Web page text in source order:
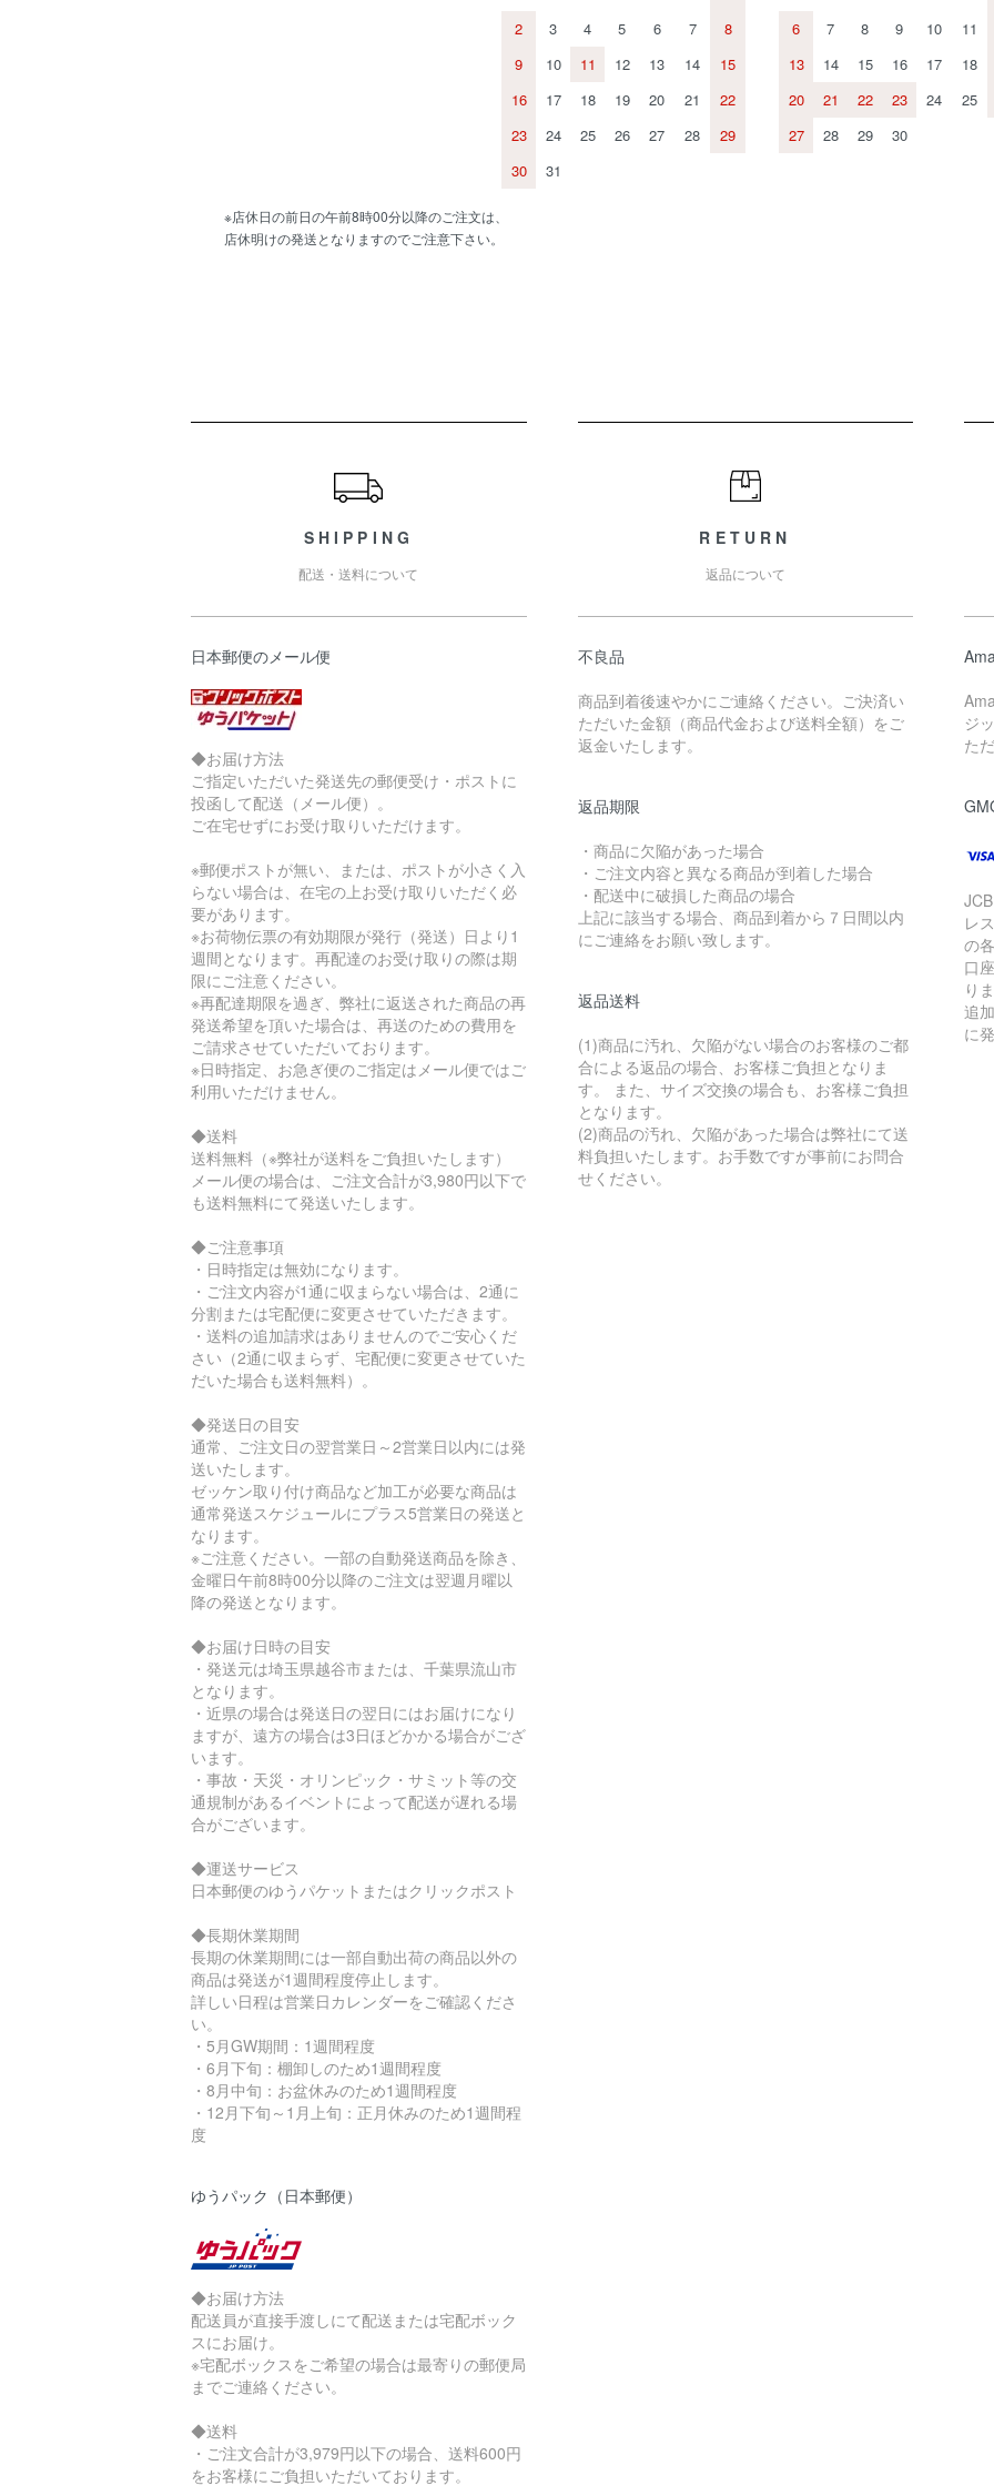
2
3 4 5 6 7
8
9
10 11 12 13 14
15
16
17 18 19 20 21
22
23
24 25 26 27 28
29
30
31
6
7 8 9 10
11
13
14 15 16 17
18
20
21 22 23 24
25
27
28 29 30
※店休日の前日の午前8時00分以降のご注文は、
店休明けの発送となりますのでご注意下さい。
SHIPPING
配送・送料について
日本郵便のメール便
◆お届け方法
ご指定いただいた発送先の郵便受け・ポストに
投函して配送（メール便）。
ご在宅せずにお受け取りいただけます。
※郵便ポストが無い、または、ポストが小さく入
らない場合は、在宅の上お受け取りいただく必
要があります。
※お荷物伝票の有効期限が発行（発送）日より1
週間となります。再配達のお受け取りの際は期
限にご注意ください。
※再配達期限を過ぎ、弊社に返送された商品の再
発送希望を頂いた場合は、再送のための費用を
ご請求させていただいております。
※日時指定、お急ぎ便のご指定はメール便ではご
利用いただけません。
◆送料
送料無料（※弊社が送料をご負担いたします）
メール便の場合は、ご注文合計が3,980円以下で
も送料無料にて発送いたします。
◆ご注意事項
・日時指定は無効になります。
・ご注文内容が1通に収まらない場合は、2通に
分割または宅配便に変更させていただきます。
・送料の追加請求はありませんのでご安心くだ
さい（2通に収まらず、宅配便に変更させていた
だいた場合も送料無料）。
◆発送日の目安
通常、ご注文日の翌営業日～2営業日以内には発
送いたします。
ゼッケン取り付け商品など加工が必要な商品は
通常発送スケジュールにプラス5営業日の発送と
なります。
※ご注意ください。一部の自動発送商品を除き、
金曜日午前8時00分以降のご注文は翌週月曜以
降の発送となります。
◆お届け日時の目安
・発送元は埼玉県越谷市または、千葉県流山市
となります。
・近県の場合は発送日の翌日にはお届けになり
ますが、遠方の場合は3日ほどかかる場合がござ
います。
・事故・天災・オリンピック・サミット等の交
通規制があるイベントによって配送が遅れる場
合がございます。
◆運送サービス
日本郵便のゆうパケットまたはクリックポスト
◆長期休業期間
長期の休業期間には一部自動出荷の商品以外の
商品は発送が1週間程度停止します。
詳しい日程は営業日カレンダーをご確認くださ
い。
・5月GW期間：1週間程度
・6月下旬：棚卸しのため1週間程度
・8月中旬：お盆休みのため1週間程度
・12月下旬～1月上旬：正月休みのため1週間程
度
ゆうパック（日本郵便）
◆お届け方法
配送員が直接手渡しにて配送または宅配ボック
スにお届け。
※宅配ボックスをご希望の場合は最寄りの郵便局
までご連絡ください。
◆送料
・ご注文合計が3,979円以下の場合、送料600円
をお客様にご負担いただいております。
RETURN
返品について
不良品
商品到着後速やかにご連絡ください。ご決済い
ただいた金額（商品代金および送料全額）をご
返金いたします。
返品期限
・商品に欠陥があった場合
・ご注文内容と異なる商品が到着した場合
・配送中に破損した商品の場合
上記に該当する場合、商品到着から７日間以内
にご連絡をお願い致します。
返品送料
(1)商品に汚れ、欠陥がない場合のお客様のご都
合による返品の場合、お客様ご負担となりま
す。 また、サイズ交換の場合も、お客様ご負担
となります。
(2)商品の汚れ、欠陥があった場合は弊社にて送
料負担いたします。お手数ですが事前にお問合
せください。
ジ
た
レ
の
口
り
追
に